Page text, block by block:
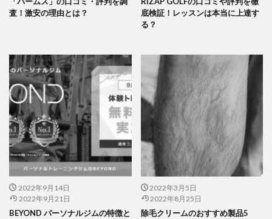
査！激安の理由とは？
底検証！レッスンは本当に上達す
る？
2022年9月14日
2022年9月21日
BEYOND パーソナルジムの特徴と
2022年3月5日
2022年8月25日
除毛クリームのおすすめ製品5